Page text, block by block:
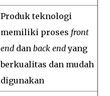
Produk teknologi
memiliki proses front
end dan back endyang
berkualitas dan mudah
digunakan